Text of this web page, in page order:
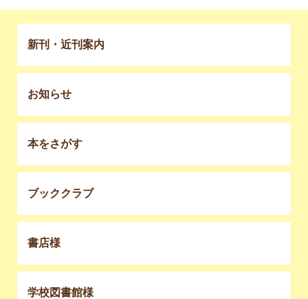
新刊・近刊案内
お知らせ
本をさがす
ブッククラブ
書店様
学校図書館様